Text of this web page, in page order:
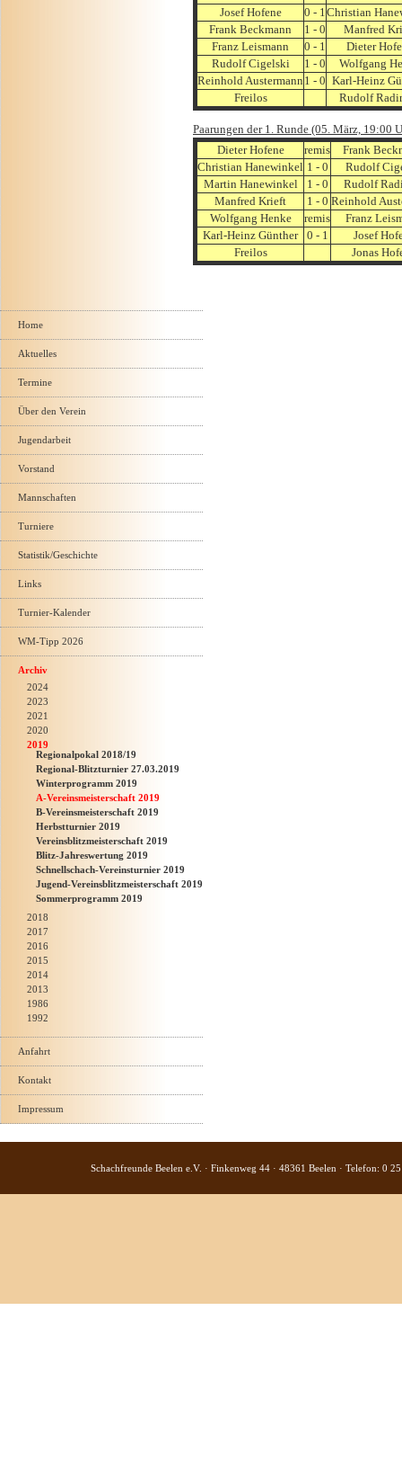
Josef Hofene
0 - 1Christian
Frank Beckmann
1 - 0
Manfred
Franz Leismann
0 - 1
Dieter
Rudolf Cigelski
1 - 0
Wolfgang
Reinhold Austermann 1 - 0 Karl-Heinz
Freilos
Rudolf
Paarungen der 1. Runde (05. März, 19:00
Dieter Hofene
remis
Frank
Christian Hanewinkel 1 - 0
Rudolf
Martin Hanewinkel
1 - 0
Rudolf
Manfred Krieft
1 - 0 Reinhold
Wolfgang Henke
remis
Franz
Karl-Heinz Günther
0 - 1
Josef
Freilos
Jonas
Navigation
überspringen
Home
Aktuelles
Termine
Über den Verein
Jugendarbeit
Vorstand
Mannschaften
Turniere
Statistik/Geschichte
Links
Turnier-Kalender
WM-Tipp 2026
Archiv
2024
2023
2021
2020
2019
Regionalpokal 2018/19
Regional-Blitzturnier 27.03.2019
Winterprogramm 2019
A-Vereinsmeisterschaft 2019
B-Vereinsmeisterschaft 2019
Herbstturnier 2019
Vereinsblitzmeisterschaft 2019
Blitz-Jahreswertung 2019
Schnellschach-Vereinsturnier 2019
Jugend-Vereinsblitzmeisterschaft 2019
Sommerprogramm 2019
2018
2017
2016
2015
2014
2013
1986
1992
Anfahrt
Kontakt
Impressum
Schachfreunde Beelen e.V. · Finkenweg 44 · 48361 Beelen · Telefon: 0